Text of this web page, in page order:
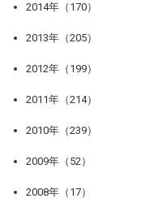
2014年（170）
2013年（205）
2012年（199）
2011年（214）
2010年（239）
2009年（52）
2008年（17）